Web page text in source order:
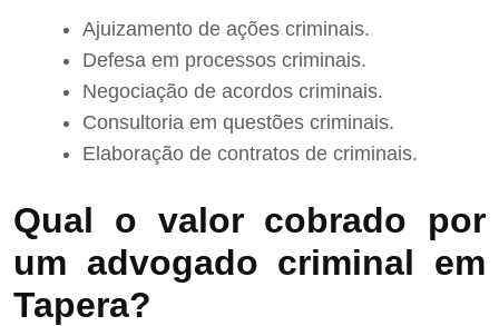
Ajuizamento de ações criminais.
Defesa em processos criminais.
Negociação de acordos criminais.
Consultoria em questões criminais.
Elaboração de contratos de criminais.
Qual o valor cobrado por
um advogado criminal em
Tapera?